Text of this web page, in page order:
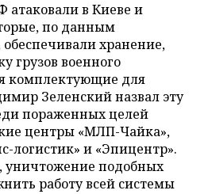
атаковали в Киеве и
по данным
хранение,
грузов военного
комплектующие для
Зеленский назвал эту
пораженных целей
центры «МЛП-Чайка»,
логистик» и «Эпицентр».
уничтожение подобных
работу всей системы